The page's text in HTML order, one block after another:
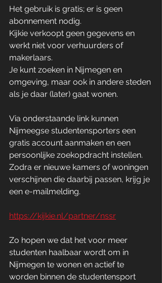
Het gebruik is gratis; er is geen
abonnement nodig.
Kijkie verkoopt geen gegevens en
werkt niet voor verhuurders of
makerlaars.
Je kunt zoeken in Nijmegen en
omgeving, maar ook in andere steden
als je daar (later) gaat wonen.
Via onderstaande link kunnen
Nijmeegse studentensporters een
gratis account aanmaken en een
persoonlijke zoekopdracht instellen.
Zodra er nieuwe kamers of woningen
verschijnen die daarbij passen, krijg je
een e-mailmelding.
https://kijkie.nl/partner/nssr
Zo hopen we dat het voor meer
studenten haalbaar wordt om in
Nijmegen te wonen en actief te
worden binnen de studentensport